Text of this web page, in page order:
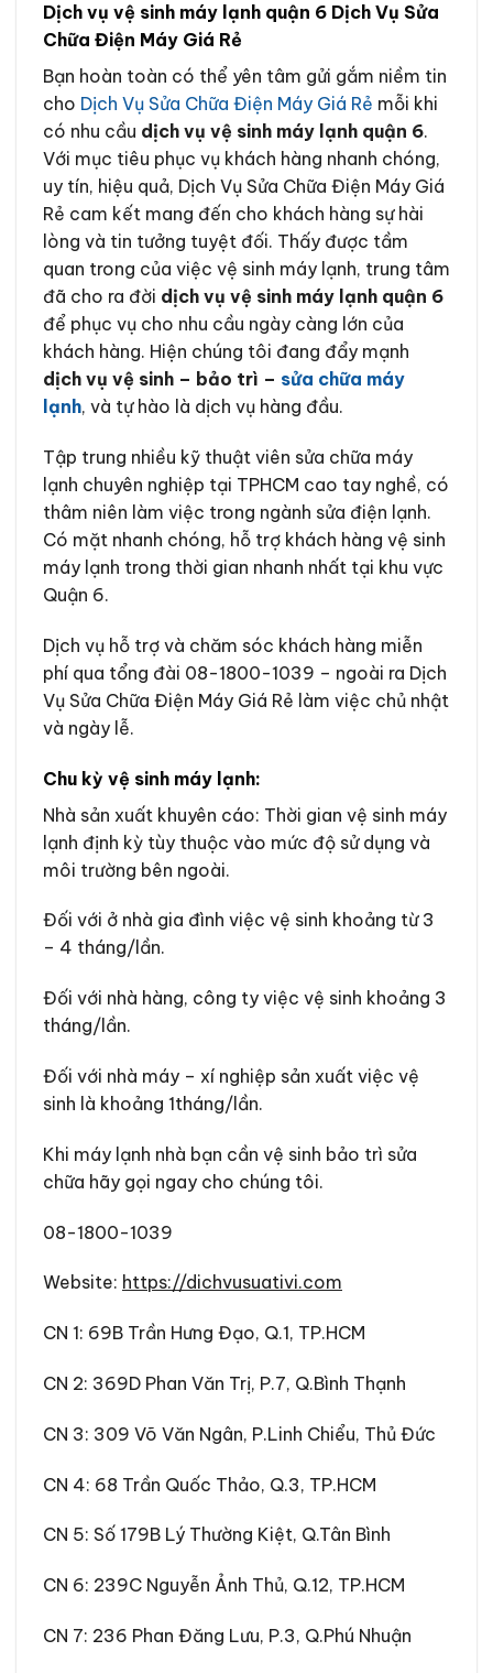
Dịch vụ vệ sinh máy lạnh quận 6 Dịch Vụ Sửa
Chữa Điện Máy Giá Rẻ
Bạn hoàn toàn có thể yên tâm gửi gắm niềm tin
cho Dịch Vụ Sửa Chữa Điện Máy Giá Rẻ mỗi khi
có nhu cầu dịch vụ vệ sinh máy lạnh quận 6.
Với mục tiêu phục vụ khách hàng nhanh chóng,
uy tín, hiệu quả, Dịch Vụ Sửa Chữa Điện Máy Giá
Rẻ cam kết mang đến cho khách hàng sự hài
lòng và tin tưởng tuyệt đối. Thấy được tầm
quan trong của việc vệ sinh máy lạnh, trung tâm
đã cho ra đời dịch vụ vệ sinh máy lạnh quận 6
để phục vụ cho nhu cầu ngày càng lớn của
khách hàng. Hiện chúng tôi đang đẩy mạnh
dịch vụ vệ sinh – bảo trì – sửa chữa máy
lạnh, và tự hào là dịch vụ hàng đầu.
Tập trung nhiều kỹ thuật viên sửa chữa máy
lạnh chuyên nghiệp tại TPHCM cao tay nghề, có
thâm niên làm việc trong ngành sửa điện lạnh.
Có mặt nhanh chóng, hỗ trợ khách hàng vệ sinh
máy lạnh trong thời gian nhanh nhất tại khu vực
Quận 6.
Dịch vụ hỗ trợ và chăm sóc khách hàng miễn
phí qua tổng đài 08-1800-1039 – ngoài ra Dịch
Vụ Sửa Chữa Điện Máy Giá Rẻ làm việc chủ nhật
và ngày lễ.
Chu kỳ vệ sinh máy lạnh:
Nhà sản xuất khuyên cáo: Thời gian vệ sinh máy
lạnh định kỳ tùy thuộc vào mức độ sử dụng và
môi trường bên ngoài.
Đối với ở nhà gia đình việc vệ sinh khoảng từ 3
– 4 tháng/lần.
Đối với nhà hàng, công ty việc vệ sinh khoảng 3
tháng/lần.
Đối với nhà máy – xí nghiệp sản xuất việc vệ
sinh là khoảng 1tháng/lần.
Khi máy lạnh nhà bạn cần vệ sinh bảo trì sửa
chữa hãy gọi ngay cho chúng tôi.
08-1800-1039
Website: https://dichvusuativi.com
CN 1: 69B Trần Hưng Đạo, Q.1, TP.HCM
CN 2: 369D Phan Văn Trị, P.7, Q.Bình Thạnh
CN 3: 309 Võ Văn Ngân, P.Linh Chiểu, Thủ Đức
CN 4: 68 Trần Quốc Thảo, Q.3, TP.HCM
CN 5: Số 179B Lý Thường Kiệt, Q.Tân Bình
CN 6: 239C Nguyễn Ảnh Thủ, Q.12, TP.HCM
CN 7: 236 Phan Đăng Lưu, P.3, Q.Phú Nhuận